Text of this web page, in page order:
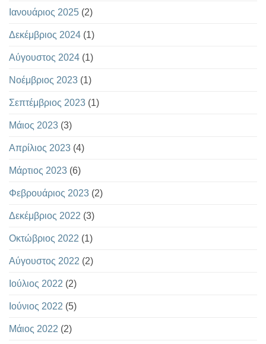
Ιανουάριος 2025 (2)
Δεκέμβριος 2024 (1)
Αύγουστος 2024 (1)
Νοέμβριος 2023 (1)
Σεπτέμβριος 2023 (1)
Μάιος 2023 (3)
Απρίλιος 2023 (4)
Μάρτιος 2023 (6)
Φεβρουάριος 2023 (2)
Δεκέμβριος 2022 (3)
Οκτώβριος 2022 (1)
Αύγουστος 2022 (2)
Ιούλιος 2022 (2)
Ιούνιος 2022 (5)
Μάιος 2022 (2)